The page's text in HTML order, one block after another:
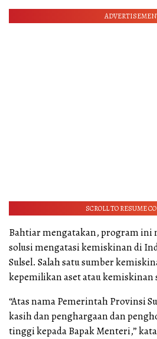
SCROLL TO RESUME
Bahtiar mengatakan, program ini
solusi mengatasi kemiskinan di
Sulsel. Salah satu sumber
kepemilikan aset atau
“Atas nama Pemerintah Provinsi
kasih dan penghargaan dan
tinggi kepada Bapak Menteri,”